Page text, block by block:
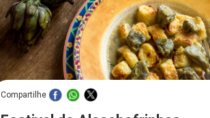
Compartilhe